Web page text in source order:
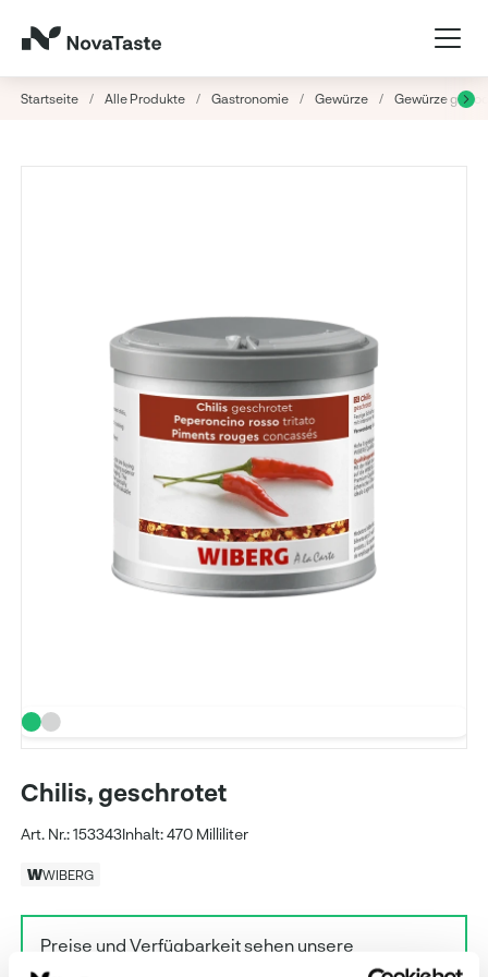
Startseite / Alle Produkte / Gastronomie / Gewürze / Gewürze
Chilis, geschrotet
Art. Nr.: 153343Inhalt: 470 Milliliter
WIBERG
Preise und Verfügbarkeit sehen unsere
eingeloggten Geschäftskunden.